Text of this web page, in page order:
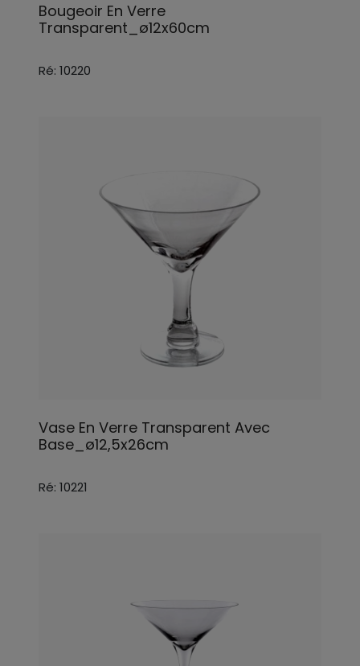
Bougeoir En Verre
Transparent_ø12x60cm
Ré: 10220
Vase En Verre Transparent Avec
Base_ø12,5x26cm
Ré: 10221